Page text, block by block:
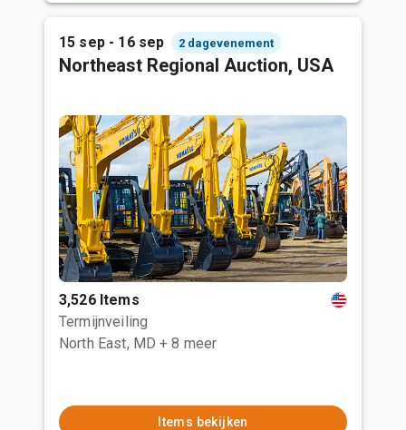
15 sep - 16 sep 2 dagevenement
Northeast Regional Auction, USA
3,526 Items
Termijnveiling
North East, MD + 8 meer
Items bekijken